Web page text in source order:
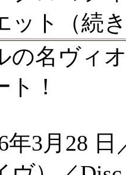
ット（続
名ヴィ
！
3月28